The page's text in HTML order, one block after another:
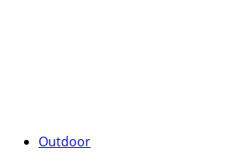
Outdoor